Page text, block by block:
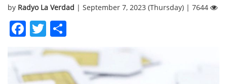
by Radyo La Verdad | September 7, 2023 (Thursday) | 7644
Facebook
Twitter